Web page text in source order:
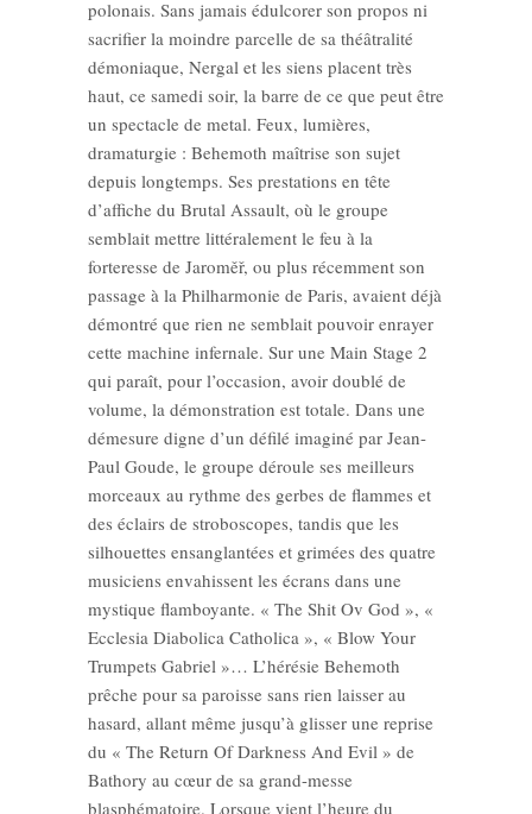
polonais. Sans jamais édulcorer son propos ni
sacrifier la moindre parcelle de sa théâtralité
démoniaque, Nergal et les siens placent très
haut, ce samedi soir, la barre de ce que peut être
un spectacle de metal. Feux, lumières,
dramaturgie : Behemoth maîtrise son sujet
depuis longtemps. Ses prestations en tête
d’affiche du Brutal Assault, où le groupe
semblait mettre littéralement le feu à la
forteresse de Jaroměř, ou plus récemment son
passage à la Philharmonie de Paris, avaient déjà
démontré que rien ne semblait pouvoir enrayer
cette machine infernale. Sur une Main Stage 2
qui paraît, pour l’occasion, avoir doublé de
volume, la démonstration est totale. Dans une
démesure digne d’un défilé imaginé par Jean-
Paul Goude, le groupe déroule ses meilleurs
morceaux au rythme des gerbes de flammes et
des éclairs de stroboscopes, tandis que les
silhouettes ensanglantées et grimées des quatre
musiciens envahissent les écrans dans une
mystique flamboyante. « The Shit Ov God », «
Ecclesia Diabolica Catholica », « Blow Your
Trumpets Gabriel »… L’hérésie Behemoth
prêche pour sa paroisse sans rien laisser au
hasard, allant même jusqu’à glisser une reprise
du « The Return Of Darkness And Evil » de
Bathory au cœur de sa grand-messe
blasphématoire. Lorsque vient l’heure du